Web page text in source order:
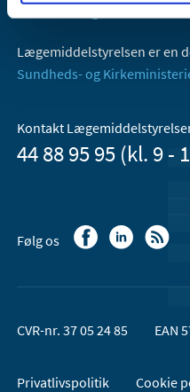
Lægemiddelstyrelsen er en
Sundheds- og
Kontakt
44 88 95 95 (kl. 9 -
Følg os
CVR-nr. 37 05 24 85 EAN
Privatlivspolitik
Cookie